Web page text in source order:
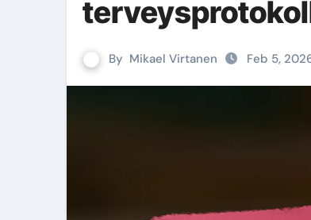
By Mikael Virtanen Feb 5,